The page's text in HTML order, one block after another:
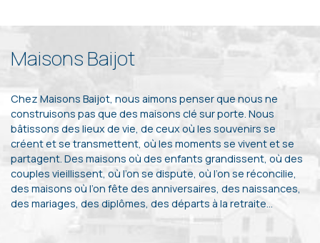
Maisons Baijot
Chez Maisons Baijot, nous aimons penser que nous ne
construisons pas que des maisons clé sur porte. Nous
bâtissons des lieux de vie, de ceux où les souvenirs se
créent et se transmettent, où les moments se vivent et se
partagent. Des maisons où des enfants grandissent, où des
couples vieillissent, où l’on se dispute, où l’on se réconcilie,
des maisons où l’on fête des anniversaires, des naissances,
des mariages, des diplômes, des départs à la retraite…